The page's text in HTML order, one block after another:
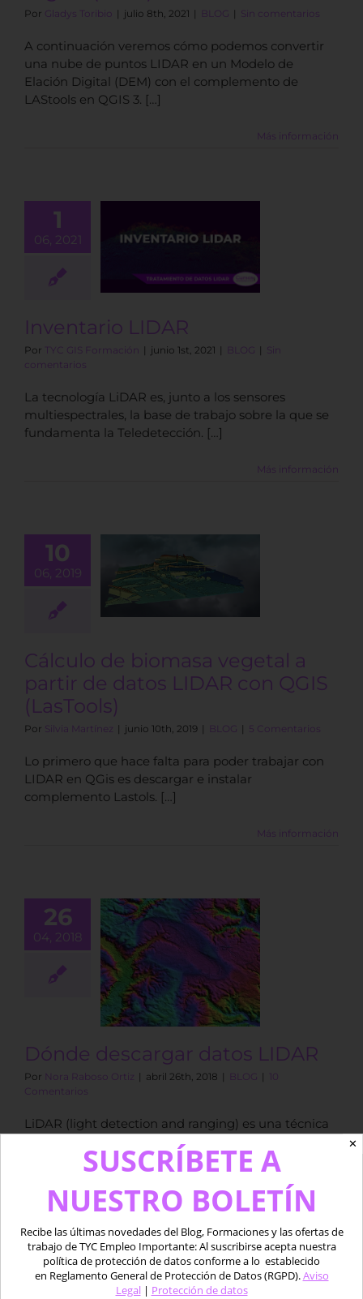
Por Gladys Toribio | julio 8th, 2021 | BLOG | Sin comentarios
A continuación veremos cómo podemos convertir
una nube de puntos LIDAR en un Modelo de
Elación Digital (DEM) con el complemento de
LAStools en QGIS 3. […]
Más información
1
06, 2021
LIDAR
Inventario LIDAR
Por TYC GIS Formación | junio 1st, 2021 | BLOG | Sin
comentarios
La tecnología LiDAR es, junto a los sensores
multiespectrales, la base de trabajo sobre la que se
fundamenta la Teledetección. […]
Más información
10
06, 2019
de
vegetal a
de datos
con QGIS
Cálculo de biomasa vegetal a
partir de datos LIDAR con QGIS
(LasTools)
Por Silvia Martínez | junio 10th, 2019 | BLOG | 5 Comentarios
Lo primero que hace falta para poder trabajar con
LIDAR en QGis es descargar e instalar
complemento Lastols. […]
Más información
26
04, 2018
descargar
LIDAR
Dónde descargar datos LIDAR
Por Nora Raboso Ortiz | abril 26th, 2018 | BLOG | 10
Comentarios
LiDAR (light detection and ranging) es una técnica
de teledetección en la que se utiliza la luz de un
láser para obtener mediciones exactas de la
superficie de la tierra. […]
Más información
✕
SUSCRÍBETE A
NUESTRO BOLETÍN
Recibe las últimas novedades del Blog, Formaciones y las ofertas de
trabajo de TYC Empleo Importante: Al suscribirse acepta nuestra
política de protección de datos conforme a lo establecido
en Reglamento General de Protección de Datos (RGPD).Aviso
Legal| Protección de datos